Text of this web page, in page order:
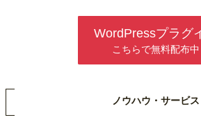
WordPressプラグ
こちらで無料配布中
ノウハウ・サービス